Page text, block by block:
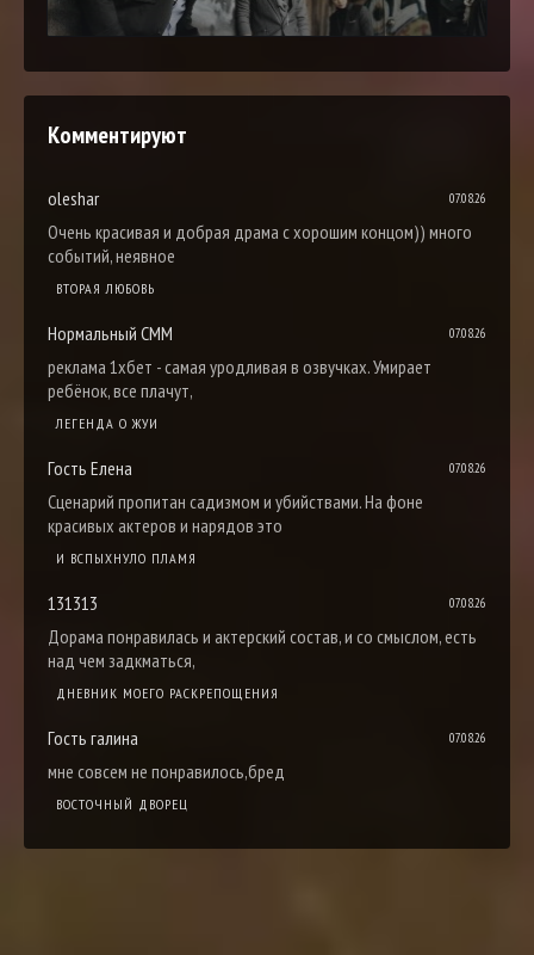
Комментируют
oleshar 07.08.26
Очень красивая и добрая драма с хорошим концом)) много
событий, неявное
ВТОРАЯ ЛЮБОВЬ
Нормальный СММ 07.08.26
реклама 1хбет - самая уродливая в озвучках. Умирает
ребёнок, все плачут,
ЛЕГЕНДА О ЖУИ
Гость Елена 07.08.26
Сценарий пропитан садизмом и убийствами. На фоне
красивых актеров и нарядов это
И ВСПЫХНУЛО ПЛАМЯ
131313 07.08.26
Дорама понравилась и актерский состав, и со смыслом, есть
над чем задкматься,
ДНЕВНИК МОЕГО РАСКРЕПОЩЕНИЯ
Гость галина 07.08.26
мне совсем не понравилось,бред
ВОСТОЧНЫЙ ДВОРЕЦ